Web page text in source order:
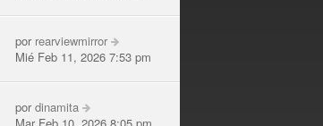
por rearviewmirror
Mié Feb 11, 2026 7:53 pm
pordinamita